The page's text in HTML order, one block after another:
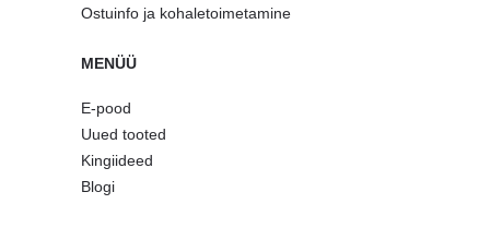
Ostuinfo ja kohaletoimetamine
MENÜÜ
E-pood
Uued tooted
Kingiideed
Blogi